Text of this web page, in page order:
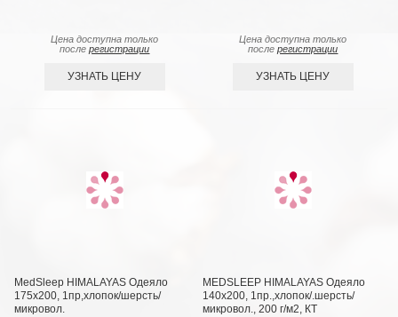
Цена доступна только
послерегистрации
УЗНАТЬ ЦЕНУ
Цена доступна только
послерегистрации
УЗНАТЬ ЦЕНУ
MedSleep HIMALAYAS Oдеяло
175х200, 1пр,хлопок/шерсть/
микровол.
MEDSLEEP HIMALAYAS Oдеяло
140х200, 1пр.,хлопок/.шерсть/
микровол., 200 г/м2, КТ